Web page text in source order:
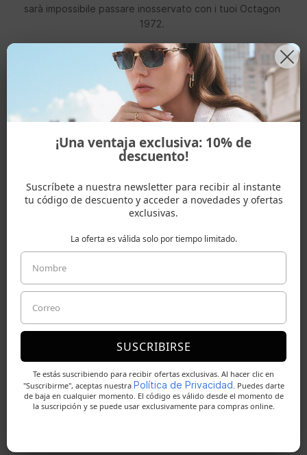
sarà impossibile passare inosservato con i tuoi Octagon
1972.
Misure montatura
Spedizioni & Resi
ALTRI COLORI
ALTRI MODELLI
NOVITÀ HOT
¡Una ventaja exclusiva: 10% de
descuento!
Suscríbete a nuestra newsletter para recibir al instante
tu código de descuento y acceder a novedades y ofertas
exclusivas.
La oferta es válida solo por tiempo limitado.
SUSCRIBIRSE
Te estás suscribiendo para recibir ofertas exclusivas. Al hacer clic en
"Suscribirme", aceptas nuestra Política de Privacidad. Puedes darte
de baja en cualquier momento. El código es válido desde el momento de
la suscripción y se puede usar exclusivamente para compras online.